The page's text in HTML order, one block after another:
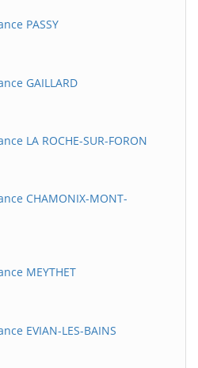
PASSY
GAILLARD
LA ROCHE-SUR-FORON
CHAMONIX-MONT-
MEYTHET
EVIAN-LES-BAINS